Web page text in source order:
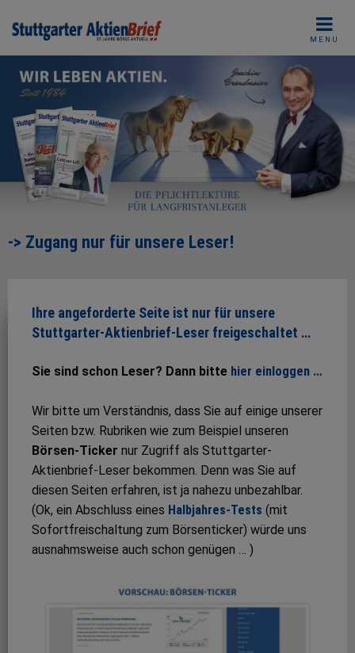
MENU
-> Zugang nur für unsere Leser!
Ihre angeforderte Seite ist nur für unsere
Stuttgarter-Aktienbrief-Leser freigeschaltet …
Sie sind schon Leser? Dann bitte hier einloggen …
Wir bitte um Verständnis, dass Sie auf einige unserer
Seiten bzw. Rubriken wie zum Beispiel unseren
Börsen-Ticker nur Zugriff als Stuttgarter-
Aktienbrief-Leser bekommen. Denn was Sie auf
diesen Seiten erfahren, ist ja nahezu unbezahlbar.
(Ok, ein Abschluss eines Halbjahres-Tests (mit
Sofortfreischaltung zum Börsenticker) würde uns
ausnahmsweise auch schon genügen … )